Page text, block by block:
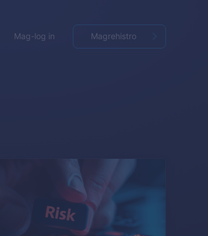
Mag-log in Magrehistro